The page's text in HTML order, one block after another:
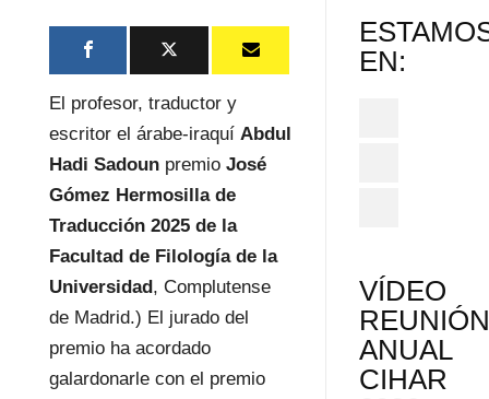
El profesor, traductor y
escritor el árabe-iraquí Abdul
Hadi Sadoun premio José
Gómez Hermosilla de
Traducción 2025 de la
Facultad de Filología de la
Universidad, Complutense
de Madrid.) El jurado del
premio ha acordado
galardonarle con el premio
EN:
VÍDEO
ANUAL
CIHAR